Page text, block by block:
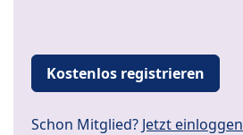
Kostenlos registrieren
Schon Mitglied? Jetzt einloggen